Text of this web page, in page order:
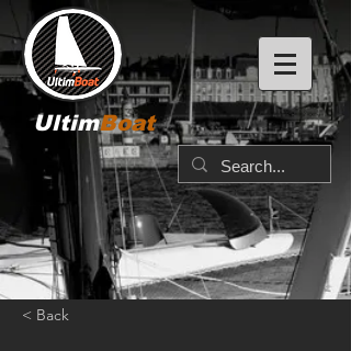
UltimBoat
< Back